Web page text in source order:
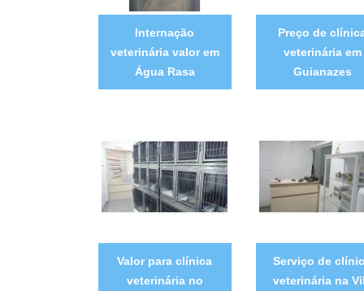
Internação
veterinária valor em
Água Rasa
Preço de
veterinária em
Guianazes
Valor para clínica
veterinária no
Serviço de
veterinária na